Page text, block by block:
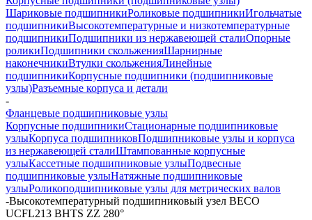
Шариковые подшипникиРоликовые подшипникиИгольчатые
подшипникиВысокотемпературные и низкотемпературные
подшипникиПодшипники из нержавеющей сталиОпорные
роликиПодшипники скольженияШарнирные
наконечникиВтулки скольженияЛинейные
подшипникиКорпусные подшипники (подшипниковые
узлы)Разъемные корпуса и детали
-
Фланцевые подшипниковые узлы
Корпусные подшипникиСтационарные подшипниковые
узлыКорпуса подшипниковПодшипниковые узлы и корпуса
из нержавеющей сталиШтампованные корпусные
узлыКассетные подшипниковые узлыПодвесные
подшипниковые узлыНатяжные подшипниковые
узлыРоликоподшипниковые узлы для метрических валов
-Высокотемпературный подшипниковый узел BECO
UCFL213 BHTS ZZ 280°